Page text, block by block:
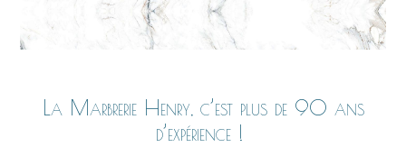
La Marbrerie Henry, c’est plus de 90 ans
d’expérience !